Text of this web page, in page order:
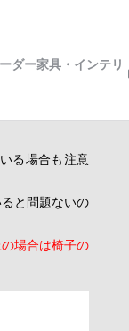
る場合も注意
と問題ないの
場合は椅子の